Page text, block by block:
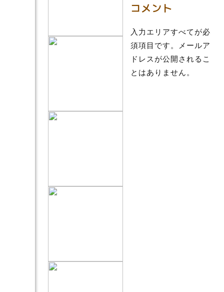
コメント
入力エリアすべてが必
須項目です。メールア
ドレスが公開されるこ
とはありません。